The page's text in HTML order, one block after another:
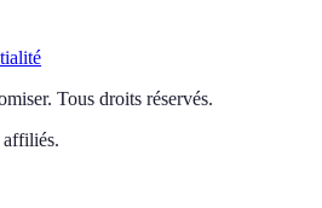
. Tous droits réservés.
affiliés.